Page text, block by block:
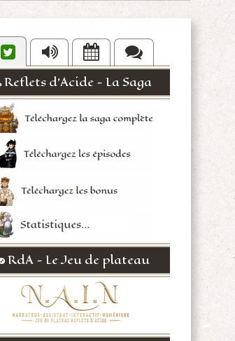
Reflets d'Acide - La Saga
RdA - Le Jeu de plateau